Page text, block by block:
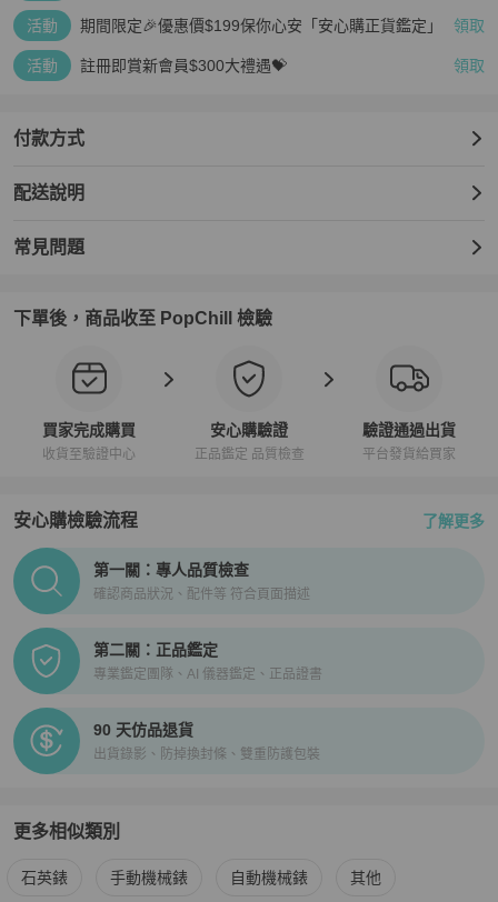
等級：AB級二手 - 有使用痕跡，可見刮痕/污漬，但整體狀況良好
賣家排名：AB級
玻璃刮痕：無
錶盤刮痕/損壞：無
錶圈刮痕：輕微
錶殼背面刮痕：輕微
樂隊污漬/灰塵：輕微
💎PopChill 特選日本合作夥伴💎
・eLADY 為 PopChill 認證的特選合作賣家，eLADY 為國際反假冒聯
盟（IACC總部：華盛頓特區）在日本的唯一成員公司，該聯盟是世
界上最大的打擊仿冒產品的非營利組織。
・所有商品經由eLADY鑑定專家確認為正品。
・商品出貨後，Popchill會提供安心購證明。
・本店商品在日本據點眾多，買家下單後方始確認庫存。
將取消訂單。
・訂單確認後七個工作天內由日本寄出。若有特殊情形發生需延長寄
送時間會通知買家。
💎費用相關💎
・所有商品免國際運費。
・所有商品由日本寄出，若產生關稅與其他稅費由買家自行支付。
・關稅相關問題，請買家參照財政部網站說明。
💎退貨政策💎
出貨狀態一致。
・如需退貨，請在收到商品14天以內透過聊聊聯絡，我們將協助您進
活動 期間限定🎉優惠價$199保你心安「安心購正貨鑑定」 領取
活動 註冊即賞新會員$300大禮遇💝 領取
付款方式
配送說明
常見問題
下單後，商品收至 PopChill 檢驗
買家完成購買
收貨至驗證中心
安心購驗證
正品鑑定 品質檢查
驗證通過出貨
平台發貨給買家
安心購檢驗流程 了解更多
PopChill拍拍圈正品驗證、安心購檢驗流程介紹
第一關：專人品質檢查
確認商品狀況、配件等 符合頁面描述
第二關：正品鑑定
專業鑑定團隊、AI 儀器鑑定、正品證書
90 天仿品退貨
出貨錄影、防掉換封條、雙重防護包裝
更多相似類別
更多Omega 女錶相似商品推薦
石英錶 手動機械錶 自動機械錶 其他